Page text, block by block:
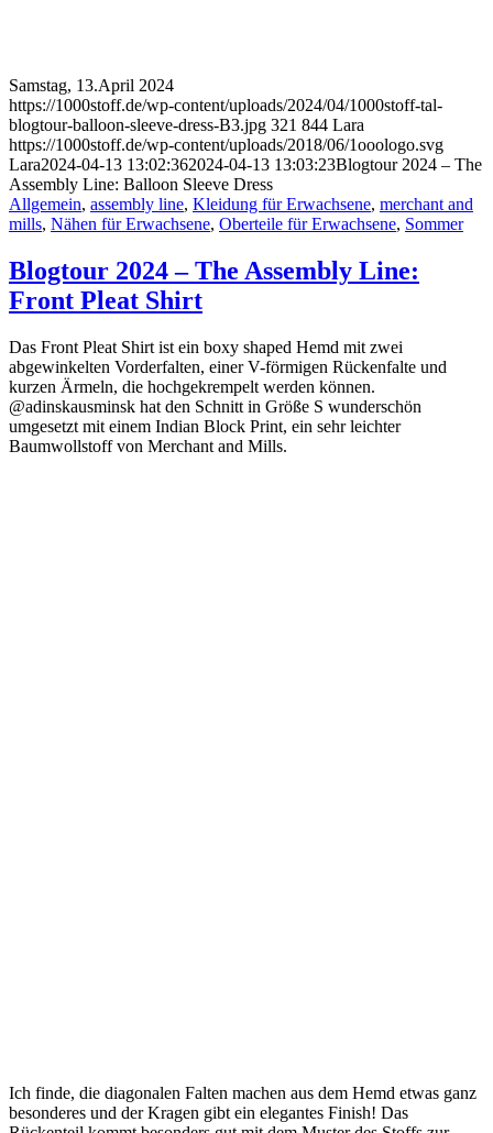
Samstag, 13.April 2024
https://1000stoff.de/wp-content/uploads/2024/04/1000stoff-tal-
blogtour-balloon-sleeve-dress-B3.jpg 321 844 Lara
https://1000stoff.de/wp-content/uploads/2018/06/1ooologo.svg
Lara2024-04-13 13:02:362024-04-13 13:03:23Blogtour 2024 – The
Assembly Line: Balloon Sleeve Dress
Allgemein, assembly line, Kleidung für Erwachsene, merchant and
mills, Nähen für Erwachsene, Oberteile für Erwachsene, Sommer
Blogtour 2024 – The Assembly Line:
Front Pleat Shirt
Das Front Pleat Shirt ist ein boxy shaped Hemd mit zwei
abgewinkelten Vorderfalten, einer V-förmigen Rückenfalte und
kurzen Ärmeln, die hochgekrempelt werden können.
@adinskausminsk hat den Schnitt in Größe S wunderschön
umgesetzt mit einem Indian Block Print, ein sehr leichter
Baumwollstoff von Merchant and Mills.
Ich finde, die diagonalen Falten machen aus dem Hemd etwas ganz
besonderes und der Kragen gibt ein elegantes Finish! Das